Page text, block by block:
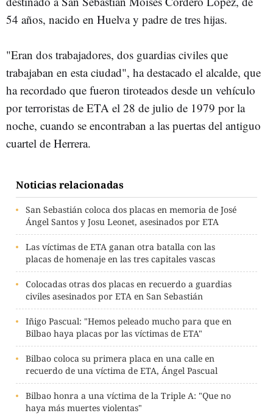
54 años, nacido en Huelva y padre de tres hijas.
"Eran dos trabajadores, dos guardias civiles que
trabajaban en esta ciudad", ha destacado el alcalde, que
ha recordado que fueron tiroteados desde un vehículo
por terroristas de ETA el 28 de julio de 1979 por la
noche, cuando se encontraban a las puertas del antiguo
cuartel de Herrera.
Noticias relacionadas
San Sebastián coloca dos placas en memoria de José
Ángel Santos y Josu Leonet, asesinados por ETA
Las víctimas de ETA ganan otra batalla con las
placas de homenaje en las tres capitales vascas
Colocadas otras dos placas en recuerdo a guardias
civiles asesinados por ETA en San Sebastián
Iñigo Pascual: "Hemos peleado mucho para que en
Bilbao haya placas por las víctimas de ETA"
Bilbao coloca su primera placa en una calle en
recuerdo de una víctima de ETA, Ángel Pascual
Bilbao honra a una víctima de la Triple A: "Que no
haya más muertes violentas"